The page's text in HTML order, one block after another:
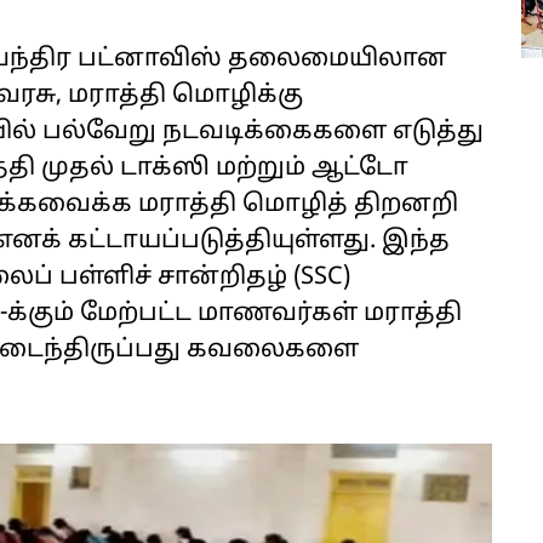
பட்னாவிஸ் தலைமையிலான
மராத்தி மொழிக்கு
பல்வேறு நடவடிக்கைகளை எடுத்து
முதல் டாக்ஸி மற்றும் ஆட்டோ
மராத்தி மொழித் திறனறி
கட்டாயப்படுத்தியுள்ளது. இந்த
பள்ளிச் சான்றிதழ் (SSC)
க்கும் மேற்பட்ட மாணவர்கள் மராத்தி
கவலைகளை